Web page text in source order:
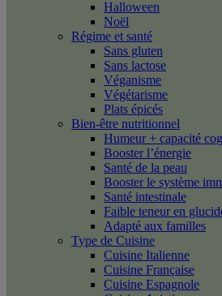
Halloween
Noël
Régime et santé
Sans gluten
Sans lactose
Véganisme
Végétarisme
Plats épicés
Bien-être nutritionnel
Humeur + capacité
Booster l’énergie
Santé de la peau
Booster le système
Santé intestinale
Faible teneur en
Adapté aux familles
Type de Cuisine
Cuisine Italienne
Cuisine Française
Cuisine Espagnole